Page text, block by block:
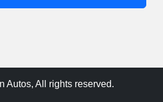
Autos, All rights reserved.